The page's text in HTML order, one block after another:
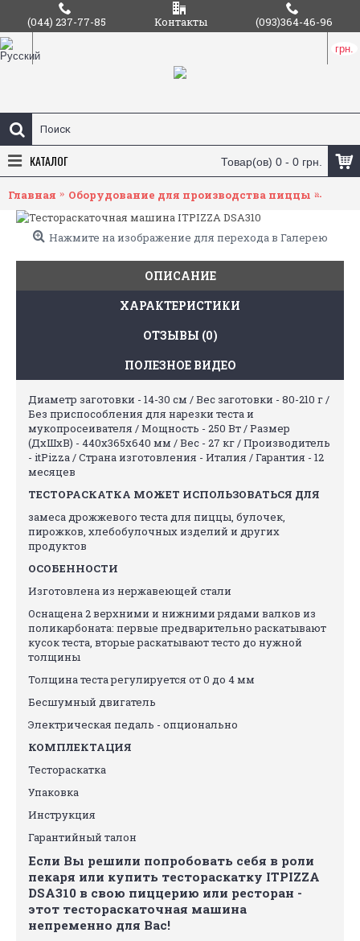
(044) 237-77-85 Контакты (093)364-46-96
грн.
Товар(ов) 0 - 0 грн.
КАТАЛОГ
Главная Оборудование для производства пиццы
Нажмите на изображение для перехода в Галерею
ОПИСАНИЕ
ХАРАКТЕРИСТИКИ
ОТЗЫВЫ (0)
ПОЛЕЗНОЕ ВИДЕО
Диаметр заготовки - 14-30 cм / Вес заготовки - 80-210 г /
Без приспособления для нарезки теста и
мукопросеивателя / Мощность - 250 Вт / Размер
(ДхШхВ) - 440х365х640 мм / Вес - 27 кг / Производитель
- itPizza / Страна изготовления - Италия / Гарантия - 12
месяцев
ТЕСТОРАСКАТКА МОЖЕТ ИСПОЛЬЗОВАТЬСЯ ДЛЯ
замеса дрожжевого теста для пиццы, булочек,
пирожков, хлебобулочных изделий и других
продуктов
ОСОБЕННОСТИ
Изготовлена из нержавеющей стали
Оснащена 2 верхними и нижними рядами валков из
поликарбоната: первые предварительно раскатывают
кусок теста, вторые раскатывают тесто до нужной
толщины
Толщина теста регулируется от 0 до 4 мм
Бесшумный двигатель
Электрическая педаль - опционально
КОМПЛЕКТАЦИЯ
Тестораскатка
Упаковка
Инструкция
Гарантийный талон
Если Вы решили попробовать себя в роли
пекаря или купить тестораскатку ITPIZZA
DSA310 в свою пиццерию или ресторан -
этот тестораскаточная машина
непременно для Вас!